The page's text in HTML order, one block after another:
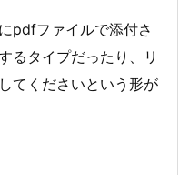
pdfファイルで添付さ
るタイプだったり、リ
てくださいという形が